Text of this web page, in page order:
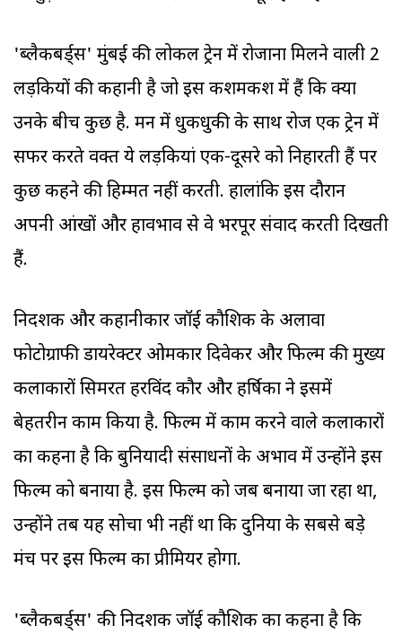
'ब्लैकबर्ड्स' मुंबई की लोकल ट्रेन में रोजाना मिलने वाली 2
लड़कियों की कहानी है जो इस कशमकश में हैं कि क्या
उनके बीच कुछ है. मन में धुकधुकी के साथ रोज एक ट्रेन में
सफर करते वक्त ये लड़कियां एक-दूसरे को निहारती हैं पर
कुछ कहने की हिम्मत नहीं करती. हालांकि इस दौरान
अपनी आंखों और हावभाव से वे भरपूर संवाद करती दिखती
हैं.
निर्देशक और कहानीकार जॉई कौशिक के अलावा
फोटोग्राफी डायरेक्टर ओमकार दिवेकर और फिल्म की मुख्य
कलाकारों सिमरत हरविंद कौर और हर्षिका ने इसमें
बेहतरीन काम किया है. फिल्म में काम करने वाले कलाकारों
का कहना है कि बुनियादी संसाधनों के अभाव में उन्होंने इस
फिल्म को बनाया है. इस फिल्म को जब बनाया जा रहा था,
उन्होंने तब यह सोचा भी नहीं था कि दुनिया के सबसे बड़े
मंच पर इस फिल्म का प्रीमियर होगा.
'ब्लैकबर्ड्स' की निर्देशक जॉई कौशिक का कहना है कि